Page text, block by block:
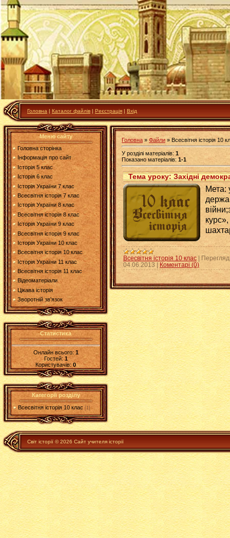
Головна | Каталог файлів | Реєстрація | Вхід
Меню сайту
Головна сторінка
Інформація про сайт
Історія 5 клас
Історія 6 клас
Історія України 7 клас
Всесвітня історія 7 клас
Історія України 8 клас
Всесвітня історія 8 клас
Історія України 9 клас
Всесвітня історія 9 клас
Історія України 10 клас
Всесвітня історія 10 клас
Історія України 11 клас
Всесвітня історія 11 клас
Відеоматеріали
Цікава історія
Зворотній зв'язок
Статистика
Онлайн всього:1
Гостей:1
Користувачів:0
Категорії розділу
Всесвітня історія 10 клас [1]
Головна » Файли» Всесвітня історія 10
У розділі матеріалів: 1
Показано матеріалів:1-1
Тема уроку: Західні
Мета:
Всесвітня історія 10 клас
04.06.2013
Коментарі (0)
Світ історії © 2026 Сайт учителя історії